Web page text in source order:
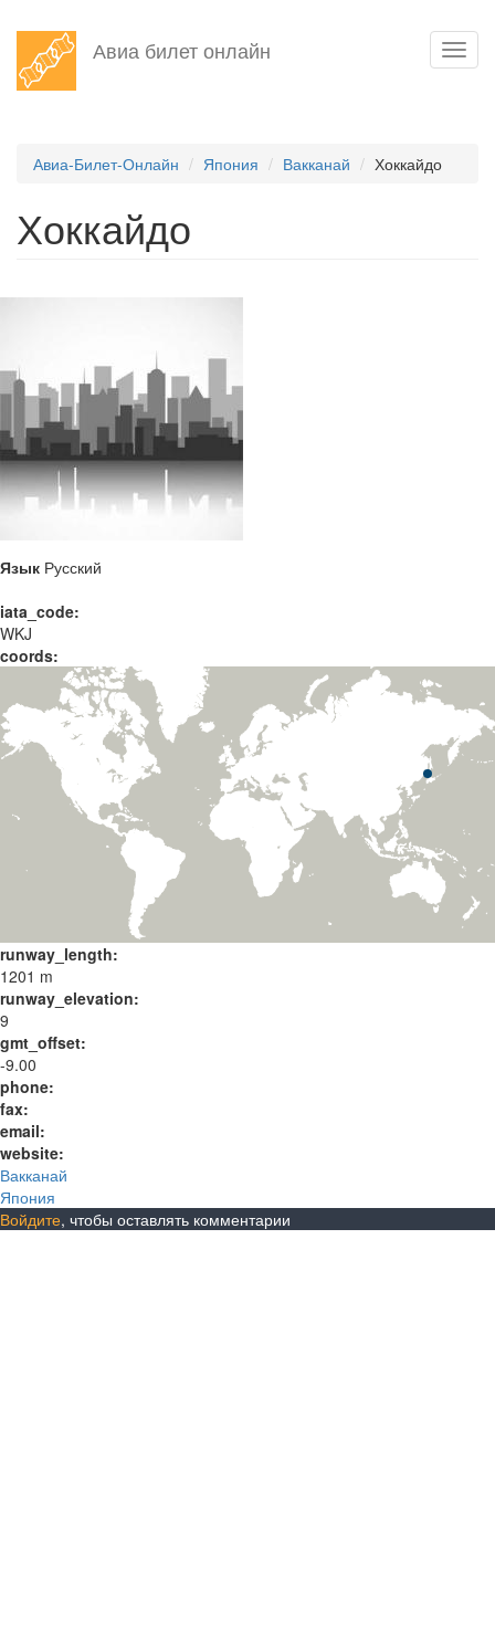
Перейти
основному
Авиа билет онлайн
Авиа-Билет-Онлайн Япония Вакканай Хоккайдо
Хоккайдо
Язык Русский
iata_code:
WKJ
coords:
runway_length:
1201 m
runway_elevation:
9
gmt_offset:
-9.00
phone:
fax:
email:
website:
Вакканай
Япония
Войдите, чтобы оставлять комментарии